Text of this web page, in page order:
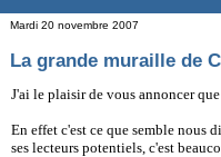
Mardi 20 novembre 2007
La grande muraille de
J'ai le plaisir de vous annoncer
En effet c'est ce que semble nous
ses lecteurs potentiels, c'est